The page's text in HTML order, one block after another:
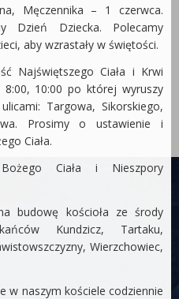
Męczennika – 1 czerwca.
Dzień Dziecka. Polecamy
aby wzrastały w świętości.
Najświętszego Ciała i Krwi
8:00, 10:00 po której wyruszy
Targowa, Sikorskiego,
Prosimy o ustawienie i
Ciała.
Ciała i Nieszpory
budowę kościoła ze środy
Kundzicz, Tartaku,
Wierzchowiec,
w naszym kościele codziennie